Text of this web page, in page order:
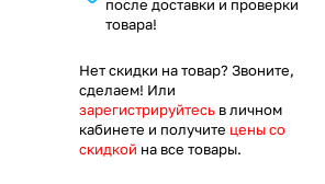
после доставки и проверки
товара!
Нет скидки на товар? Звоните,
сделаем! Или
зарегистрируйтесь в личном
кабинете и получите цены со
скидкой на все товары.